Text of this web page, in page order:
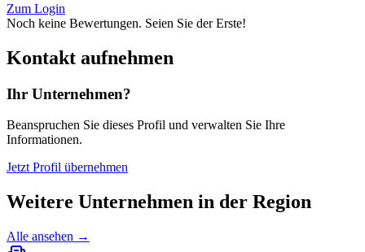
Zum Login
Noch keine Bewertungen. Seien Sie der Erste!
Kontakt aufnehmen
Ihr Unternehmen?
Beanspruchen Sie dieses Profil und verwalten Sie Ihre
Informationen.
Jetzt Profil übernehmen
Weitere Unternehmen in der Region
Alle ansehen →